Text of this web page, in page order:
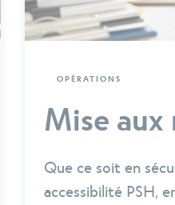
OPÉRATIONS
Mise aux
Que ce soit en
accessibilité PSH,